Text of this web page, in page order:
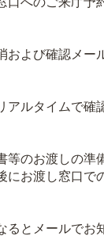
よび確認メー
ルタイムで確
のお渡しの準
お渡し窓口で
とメールでお